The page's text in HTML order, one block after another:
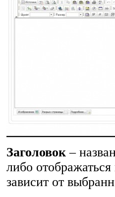
Заголовок –
либо
зависит от